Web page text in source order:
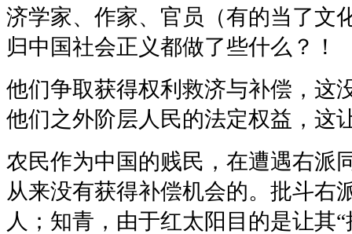
济学家、作家、官员（有的当了文
归中国社会正义都做了些什么？！
他们争取获得权利救济与补偿，这
他们之外阶层人民的法定权益，这
农民作为中国的贱民，在遭遇右派
从来没有获得补偿机会的。批斗右
人；知青，由于红太阳目的是让其